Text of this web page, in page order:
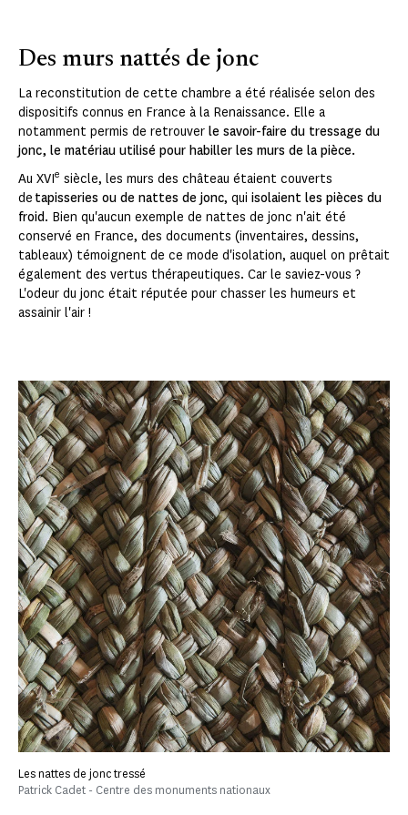
Des murs nattés de jonc
La reconstitution de cette chambre a été réalisée selon des
dispositifs connus en France à la Renaissance. Elle a
notamment permis de retrouver le savoir-faire du tressage du
jonc, le matériau utilisé pour habiller les murs de la pièce.
Au XVIe siècle, les murs des château étaient couverts
de tapisseries ou de nattes de jonc, qui isolaient les pièces du
froid. Bien qu'aucun exemple de nattes de jonc n'ait été
conservé en France, des documents (inventaires, dessins,
tableaux) témoignent de ce mode d'isolation, auquel on prêtait
également des vertus thérapeutiques. Car le saviez-vous ?
L'odeur du jonc était réputée pour chasser les humeurs et
assainir l'air !
Les nattes de jonc tressé
Patrick Cadet - Centre des monuments nationaux